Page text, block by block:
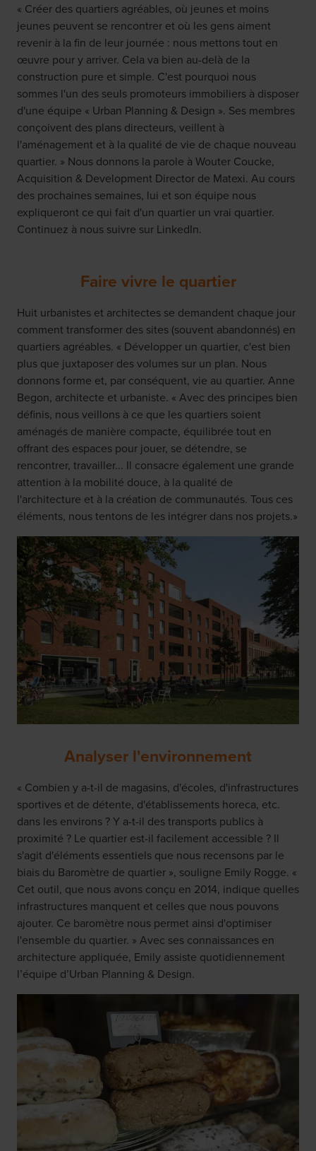
« Créer des quartiers agréables, où jeunes et moins
jeunes peuvent se rencontrer et où les gens aiment
revenir à la fin de leur journée : nous mettons tout en
œuvre pour y arriver. Cela va bien au-delà de la
construction pure et simple. C'est pourquoi nous
sommes l'un des seuls promoteurs immobiliers à disposer
d'une équipe « Urban Planning & Design ». Ses membres
conçoivent des plans directeurs, veillent à
l'aménagement et à la qualité de vie de chaque nouveau
quartier. » Nous donnons la parole à Wouter Coucke,
Acquisition & Development Director de Matexi. Au cours
des prochaines semaines, lui et son équipe nous
expliqueront ce qui fait d'un quartier un vrai quartier.
Continuez à nous suivre sur LinkedIn.
Faire vivre le quartier
Huit urbanistes et architectes se demandent chaque jour
comment transformer des sites (souvent abandonnés) en
quartiers agréables. « Développer un quartier, c'est bien
plus que juxtaposer des volumes sur un plan. Nous
donnons forme et, par conséquent, vie au quartier. Anne
Begon, architecte et urbaniste. « Avec des principes bien
définis, nous veillons à ce que les quartiers soient
aménagés de manière compacte, équilibrée tout en
offrant des espaces pour jouer, se détendre, se
rencontrer, travailler... Il consacre également une grande
attention à la mobilité douce, à la qualité de
l'architecture et à la création de communautés. Tous ces
éléments, nous tentons de les intégrer dans nos projets.»
Analyser l'environnement
« Combien y a-t-il de magasins, d'écoles, d'infrastructures
sportives et de détente, d'établissements horeca, etc.
dans les environs ? Y a-t-il des transports publics à
proximité ? Le quartier est-il facilement accessible ? Il
s'agit d'éléments essentiels que nous recensons par le
biais du Baromètre de quartier », souligne Emily Rogge. «
Cet outil, que nous avons conçu en 2014, indique quelles
infrastructures manquent et celles que nous pouvons
ajouter. Ce baromètre nous permet ainsi d'optimiser
l'ensemble du quartier. » Avec ses connaissances en
architecture appliquée, Emily assiste quotidiennement
l’équipe d’Urban Planning & Design.